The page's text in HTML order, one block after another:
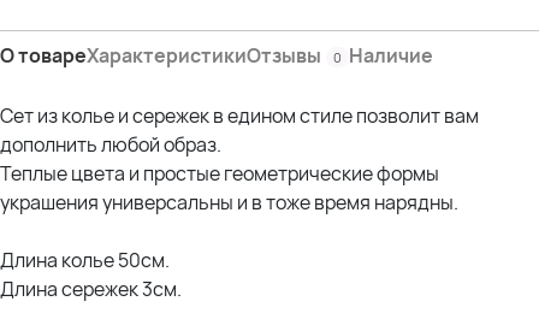
О товареХарактеристикиОтзывы 0 Наличие
Сет из колье и сережек в едином стиле позволит вам
дополнить любой образ.
Теплые цвета и простые геометрические формы
украшения универсальны и в тоже время нарядны.
Длина колье 50см.
Длина сережек 3см.